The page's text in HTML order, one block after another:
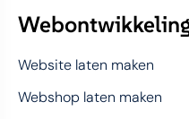
Website laten maken
Webshop laten maken